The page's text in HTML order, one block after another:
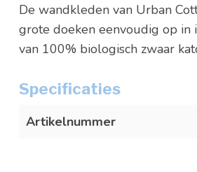
De wandkleden van Urban
grote doeken eenvoudig op
van 100% biologisch zwaar
Specificaties
Artikelnummer